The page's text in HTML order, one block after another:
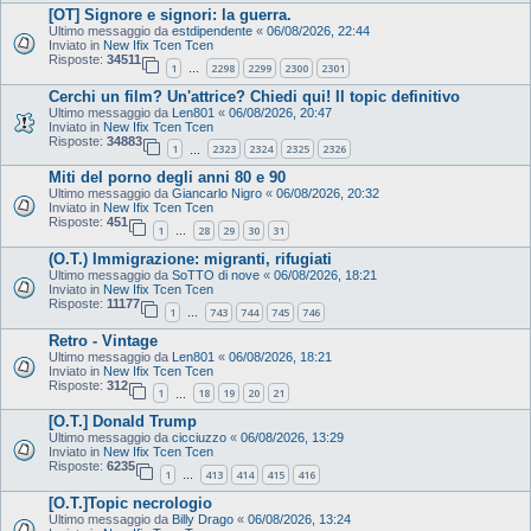
[OT] Signore e signori: la guerra.
Ultimo messaggio da estdipendente « 06/08/2026, 22:44
Inviato in New Ifix Tcen Tcen
Risposte: 34511
1 … 2298 2299 2300 2301
Cerchi un film? Un'attrice? Chiedi qui! Il topic definitivo
Ultimo messaggio da Len801 « 06/08/2026, 20:47
Inviato in New Ifix Tcen Tcen
Risposte: 34883
1 2323 2324 2325 2326
Miti del porno degli anni 80 e 90
Ultimo messaggio da Giancarlo Nigro « 06/08/2026, 20:32
Inviato in New Ifix Tcen Tcen
Risposte: 451
1 … 28 29 30 31
(O.T.) Immigrazione: migranti, rifugiati
Ultimo messaggio da SoTTO di nove « 06/08/2026, 18:21
Inviato in New Ifix Tcen Tcen
Risposte: 11177
1 … 743 744 745 746
Retro - Vintage
Ultimo messaggio da Len801 « 06/08/2026, 18:21
Inviato in New Ifix Tcen Tcen
Risposte: 312
1 18 19 20 21
[O.T.] Donald Trump
Ultimo messaggio da cicciuzzo « 06/08/2026, 13:29
Inviato in New Ifix Tcen Tcen
Risposte: 6235
1 … 413 414 415 416
[O.T.]Topic necrologio
Ultimo messaggio da Billy Drago « 06/08/2026, 13:24